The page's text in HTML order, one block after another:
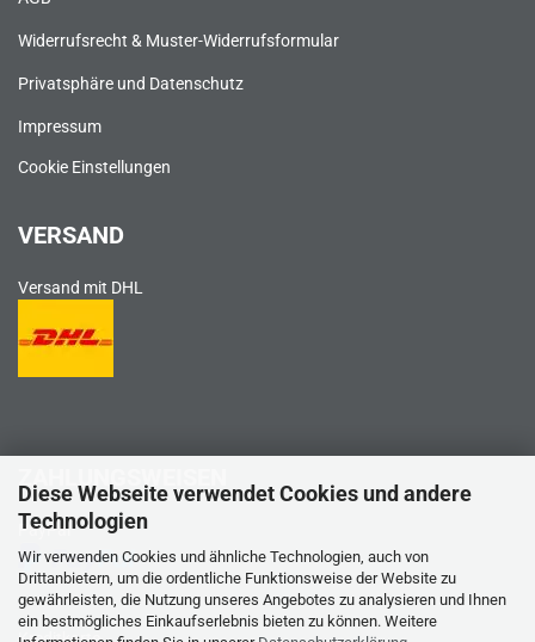
Diese Webseite verwendet Cookies und andere
Technologien
Wir verwenden Cookies und ähnliche Technologien, auch von
Drittanbietern, um die ordentliche Funktionsweise der Website zu
gewährleisten, die Nutzung unseres Angebotes zu analysieren und Ihnen
ein bestmögliches Einkaufserlebnis bieten zu können. Weitere
Widerrufsrecht & Muster-Widerrufsformular
Privatsphäre und Datenschutz
Impressum
Cookie Einstellungen
VERSAND
Versand mit DHL
ZAHLUNGSWEISEN
PayPal